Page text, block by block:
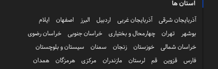
استان ها
آذربایجان شرقی آذربایجان غربی اردبیل البرز اصفهان
ایلام
بوشهر
تهران چهارمحال و بختیاری خراسان جنوبی
خراسان رضوی
خراسان شمالی
خوزستان زنجان سمنان
سیستان و بلوچستان
فارس
قزوین قم لرستان مازندران مرکزی هرمزگان
همدان